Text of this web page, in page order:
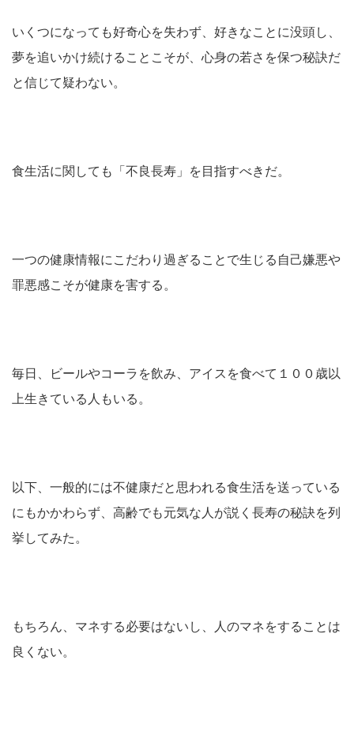
いくつになっても好奇心を失わず、好きなことに没頭し、
夢を追いかけ続けることこそが、心身の若さを保つ秘訣だ
と信じて疑わない。
食生活に関しても「不良長寿」を目指すべきだ。
一つの健康情報にこだわり過ぎることで生じる自己嫌悪や
罪悪感こそが健康を害する。
毎日、ビールやコーラを飲み、アイスを食べて１００歳以
上生きている人もいる。
以下、一般的には不健康だと思われる食生活を送っている
にもかかわらず、高齢でも元気な人が説く長寿の秘訣を列
挙してみた。
もちろん、マネする必要はないし、人のマネをすることは
良くない。